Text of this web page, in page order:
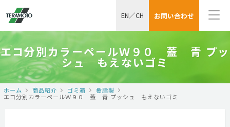
お問い合わせ
EN／CH
エコ分別カラーペールＷ９０ 蓋 青 プッ
シュ もえないゴミ
ホーム 商品紹介 ゴミ箱
樹脂製
エコ分別カラーペールＷ９０ 蓋 青 プッシュ もえないゴミ